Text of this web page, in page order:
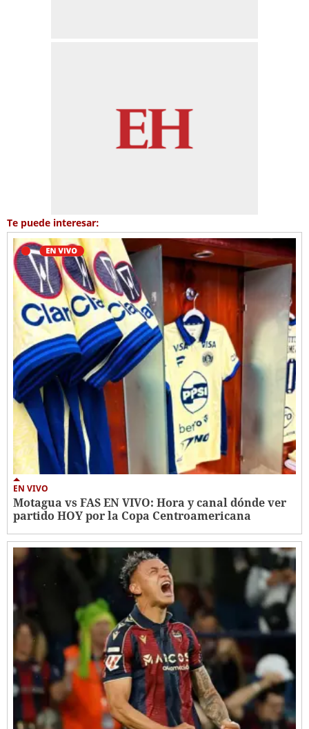
Te puede interesar:
EN VIVO
Motagua vs FAS EN VIVO: Hora y canal dónde ver
partido HOY por la Copa Centroamericana